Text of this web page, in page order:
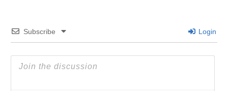
Subscribe Login